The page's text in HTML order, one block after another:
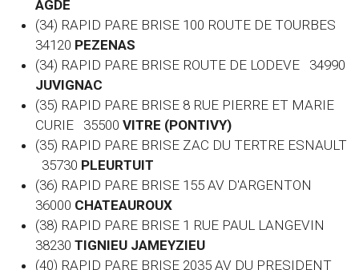
AGDE
(34) RAPID PARE BRISE 100 ROUTE DE TOURBES
34120 PEZENAS
(34) RAPID PARE BRISE ROUTE DE LODEVE 34990
JUVIGNAC
(35) RAPID PARE BRISE 8 RUE PIERRE ET MARIE
CURIE 35500 VITRE (PONTIVY)
(35) RAPID PARE BRISE ZAC DU TERTRE ESNAULT
35730 PLEURTUIT
(36) RAPID PARE BRISE 155 AV D'ARGENTON
36000 CHATEAUROUX
(38) RAPID PARE BRISE 1 RUE PAUL LANGEVIN
38230 TIGNIEU JAMEYZIEU
(40) RAPID PARE BRISE 2035 AV DU PRESIDENT